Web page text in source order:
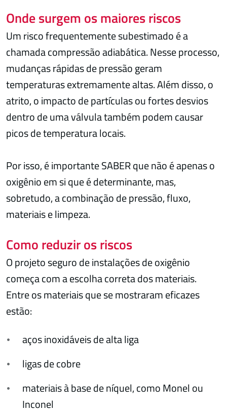
Onde surgem os maiores riscos
Um risco frequentemente subestimado é a
chamada compressão adiabática. Nesse processo,
mudanças rápidas de pressão geram
temperaturas extremamente altas. Além disso, o
atrito, o impacto de partículas ou fortes desvios
dentro de uma válvula também podem causar
picos de temperatura locais.
Por isso, é importante SABER que não é apenas o
oxigênio em si que é determinante, mas,
sobretudo, a combinação de pressão, fluxo,
materiais e limpeza.
Como reduzir os riscos
O projeto seguro de instalações de oxigênio
começa com a escolha correta dos materiais.
Entre os materiais que se mostraram eficazes
estão:
aços inoxidáveis de alta liga
ligas de cobre
materiais à base de níquel, como Monel ou
Inconel